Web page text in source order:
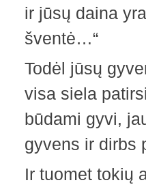
ir jūsų daina
šventė…“
Todėl jūsų
visa siela
būdami gyvi,
gyvens ir dirbs
Ir tuomet tokių